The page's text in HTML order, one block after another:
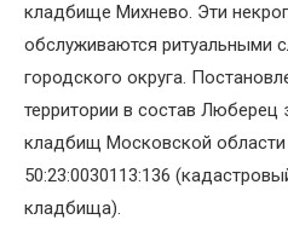
кладбище Михнево. Эти
обслуживаются ритуальными
городского округа.
территории в состав Люберец
кладбищ Московской
50:23:0030113:136
кладбища).